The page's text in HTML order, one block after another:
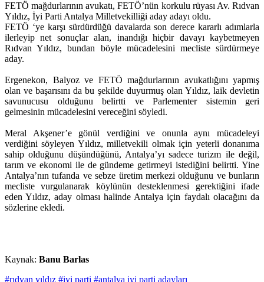
FETÖ mağdurlarının avukatı, FETÖ’nün korkulu rüyası Av. Rıdvan
Yıldız, İyi Parti Antalya Milletvekilliği aday adayı oldu.
FETÖ ‘ye karşı sürdürdüğü davalarda son derece kararlı adımlarla
ilerleyip net sonuçlar alan, inandığı hiçbir davayı kaybetmeyen
Rıdvan Yıldız, bundan böyle mücadelesini mecliste sürdürmeye
aday.
Ergenekon, Balyoz ve FETÖ mağdurlarının avukatlığını yapmış
olan ve başarısını da bu şekilde duyurmuş olan Yıldız, laik devletin
savunucusu olduğunu belirtti ve Parlementer sistemin geri
gelmesinin mücadelesini vereceğini söyledi.
Meral Akşener’e gönül verdiğini ve onunla aynı mücadeleyi
verdiğini söyleyen Yıldız, milletvekili olmak için yeterli donanıma
sahip olduğunu düşündüğünü, Antalya’yı sadece turizm ile değil,
tarım ve ekonomi ile de gündeme getirmeyi istediğini belirtti. Yine
Antalya’nın tufanda ve sebze üretim merkezi olduğunu ve bunların
mecliste vurgulanarak köylünün desteklenmesi gerektiğini ifade
eden Yıldız, aday olması halinde Antalya için faydalı olacağını da
sözlerine ekledi.
Kaynak: Banu Barlas
#rıdvan yıldız #iyi parti #antalya iyi parti adayları